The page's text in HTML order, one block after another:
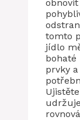
obnovit
tomto
jídlo
bohaté
prvky